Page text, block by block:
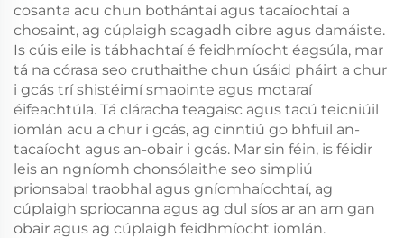
cosanta acu chun bothántaí agus tacaíochtaí a
chosaint, ag cúplaigh scagadh oibre agus damáiste.
Is cúis eile is tábhachtaí é feidhmíocht éagsúla, mar
tá na córasa seo cruthaithe chun úsáid pháirt a chur
i gcás trí shistéimí smaointe agus motaraí
éifeachtúla. Tá cláracha teagaisc agus tacú teicniúil
iomlán acu a chur i gcás, ag cinntiú go bhfuil an-
tacaíocht agus an-obair i gcás. Mar sin féin, is féidir
leis an ngníomh chonsólaithe seo simpliú
prionsabal traobhal agus gníomhaíochtaí, ag
cúplaigh spriocanna agus ag dul síos ar an am gan
obair agus ag cúplaigh feidhmíocht iomlán.